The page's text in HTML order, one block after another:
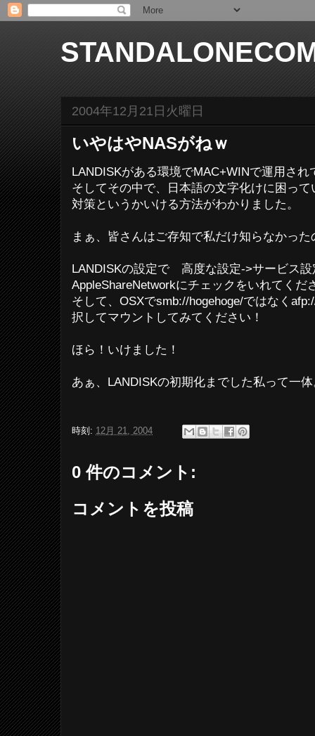
2004年12月21日火曜日
いやはやNASがねｗ
LANDISKがある環境でMAC+WINで運用され
そしてその中で、日本語の文字化けに困って
対策というかいける方法がわかりました。
まぁ、皆さんはご存知で私だけ知らなかっ
LANDISKの設定で 高度な設定->サービス
AppleShareNetworkにチェックをいれてくだ
そして、OSXでsmb://hogehoge/ではなく
択してマウントしてみてください！
ほら！いけました！
あぁ、LANDISKの初期化までした私って一
時刻: 12月 21, 2004
0 件のコメント:
コメントを投稿